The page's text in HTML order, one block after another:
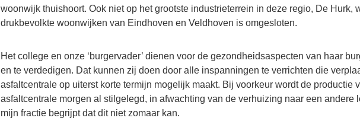
woonwijk thuishoort. Ook niet op het grootste industrieterrein in deze regio, De Hurk,
drukbevolkte woonwijken van Eindhoven en Veldhoven is omgesloten.
Het college en onze ‘burgervader’ dienen voor de gezondheidsaspecten van haar
en te verdedigen. Dat kunnen zij doen door alle inspanningen te verrichten die
asfaltcentrale op uiterst korte termijn mogelijk maakt. Bij voorkeur wordt de productie
asfaltcentrale morgen al stilgelegd, in afwachting van de verhuizing naar een andere
mijn fractie begrijpt dat dit niet zomaar kan.